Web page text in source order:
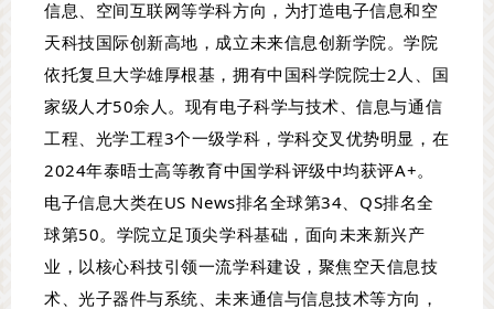
信息、空间互联网等学科方向，为打造电子信息和空
天科技国际创新高地，成立未来信息创新学院。学院
依托复旦大学雄厚根基，拥有中国科学院院士2人、国
家级人才50余人。现有电子科学与技术、信息与通信
工程、光学工程3个一级学科，学科交叉优势明显，在
2024年泰晤士高等教育中国学科评级中均获评A+。
电子信息大类在US News排名全球第34、QS排名全
球第50。学院立足顶尖学科基础，面向未来新兴产
业，以核心科技引领一流学科建设，聚焦空天信息技
术、光子器件与系统、未来通信与信息技术等方向，